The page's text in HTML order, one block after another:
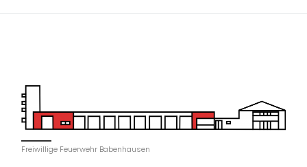
Freiwillige Feuerwehr Babenhausen